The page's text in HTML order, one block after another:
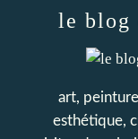
le blog
art,
esthétique,